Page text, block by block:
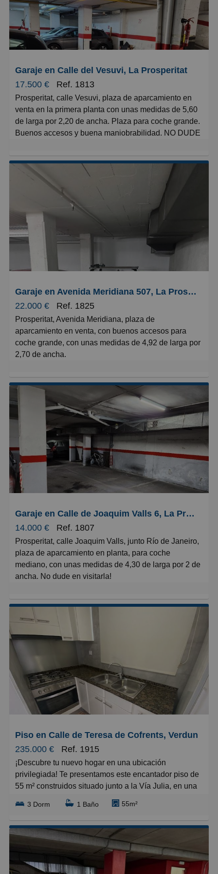
puerta automática para tu mayor comodidad y
seguridad.
Ubicado en una avenida principal con excelente
conectividad, este garaje es perfecto si buscas un
No dejes pasar esta oportunidad de invertir en un
espacio propio y bien situado. ¡Contáctanos para más
información!
Garaje en Calle del Vesuvi, La Prosperitat
17.500 €
Ref. 1813
Prosperitat, calle Vesuvi, plaza de aparcamiento en
venta en la primera planta con unas medidas de 5,60
de larga por 2,20 de ancha. Plaza para coche grande.
Buenos accesos y buena maniobrabilidad. NO DUDE
Garaje en Avenida Meridiana 507, La Prosperitat
22.000 €
Ref. 1825
Prosperitat, Avenida Meridiana, plaza de
aparcamiento en venta, con buenos accesos para
coche grande, con unas medidas de 4,92 de larga por
2,70 de ancha.
No dude en visitarla!
Garaje en Calle de Joaquim Valls 6, La Prosperitat
14.000 €
Ref. 1807
Prosperitat, calle Joaquim Valls, junto Río de Janeiro,
plaza de aparcamiento en planta, para coche
mediano, con unas medidas de 4,30 de larga por 2 de
ancha. No dude en visitarla!
Piso en Calle de Teresa de Cofrents, Verdun
235.000 €
Ref. 1915
¡Descubre tu nuevo hogar en una ubicación
privilegiada! Te presentamos este encantador piso de
55 m² construidos situado junto a la Vía Julia, en una
zona con excelente conectividad y servicios a tu
alcance.
Este inmueble cuenta con 3 dormitorios pensados
para toda la familia: una habitación doble y dos
individuales que garantizan comodidad y espacio.
Una de las habitaciones individuales tiene acceso
3 Dorm 1 Baño 55m²